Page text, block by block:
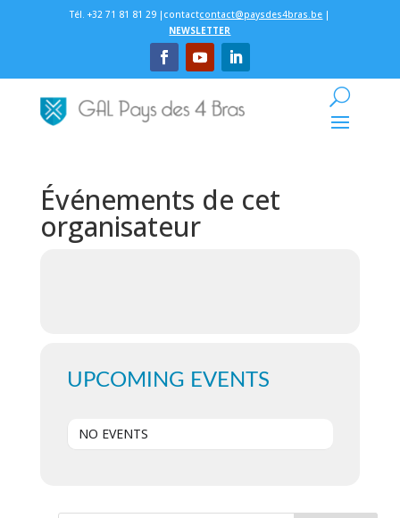
Tél. +32 71 81 81 29 |contactcontact@paysdes4bras.be |
NEWSLETTER
Événements de cet
organisateur
UPCOMING EVENTS
NO EVENTS